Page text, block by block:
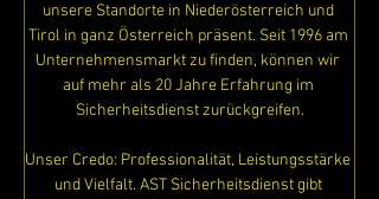
unsere Standorte in Niederösterreich und
Tirol in ganz Österreich präsent. Seit 1996 am
Unternehmensmarkt zu finden, können wir
auf mehr als 20 Jahre Erfahrung im
Sicherheitsdienst zurückgreifen.
Unser Credo: Professionalität, Leistungsstärke
und Vielfalt. AST Sicherheitsdienst gibt